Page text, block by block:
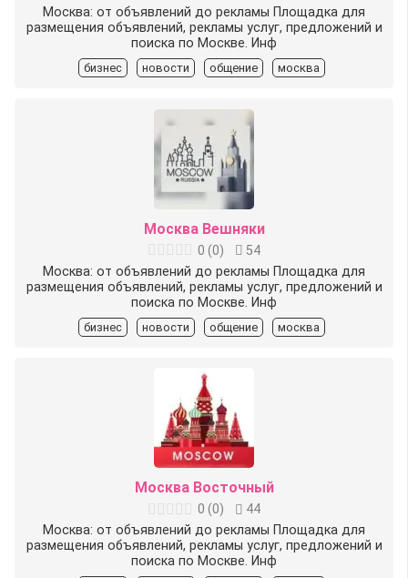
Москва: от объявлений до рекламы Площадка для
размещения объявлений, рекламы услуг, предложений и
поиска по Москве. Инф
бизнес новости общение москва
Москва Вешняки
0 (0)
54
Москва: от объявлений до рекламы Площадка для
размещения объявлений, рекламы услуг, предложений и
поиска по Москве. Инф
бизнес новости общение москва
Москва Восточный
0 (0)
44
Москва: от объявлений до рекламы Площадка для
размещения объявлений, рекламы услуг, предложений и
поиска по Москве. Инф